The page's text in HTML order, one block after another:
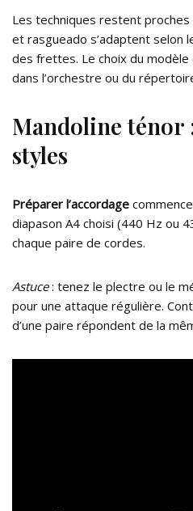
Les techniques restent
et rasgueado s’adaptent selon
des frettes. Le choix du
dans l’orchestre ou du
Mandoline ténor
styles
Préparer l’accordage
diapason A4 choisi (440 Hz ou
chaque paire de cordes.
Astuce: tenez le plectre ou le
pour une attaque régulière.
d’une paire répondent de la